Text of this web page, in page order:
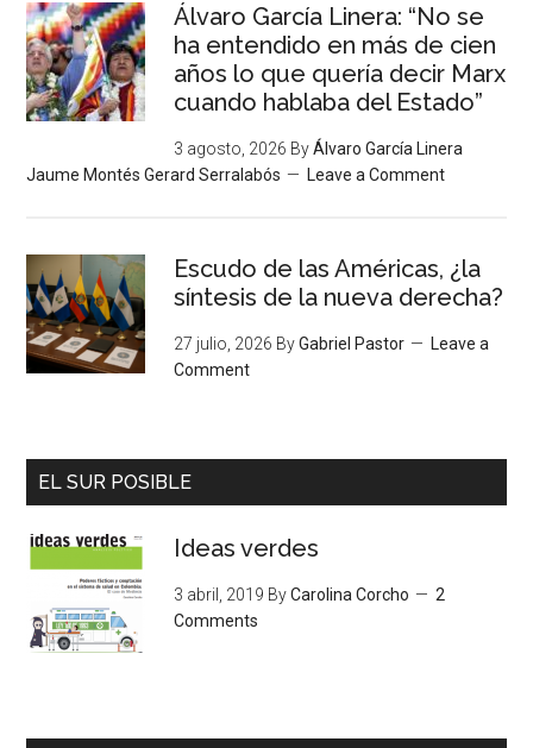
Álvaro García Linera: “No se
ha entendido en más de cien
años lo que quería decir Marx
cuando hablaba del Estado”
3 agosto, 2026 ByÁlvaro García Linera
Jaume Montés Gerard Serralabós
Leave a Comment
Escudo de las Américas, ¿la
síntesis de la nueva derecha?
27 julio, 2026 ByGabriel Pastor
Leave a
Comment
EL SUR POSIBLE
Ideas verdes
3 abril, 2019 ByCarolina Corcho
2
Comments